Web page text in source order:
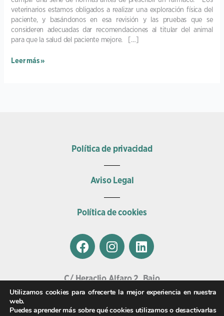
veterinarios estamos obligados a realizar una exploración física del
paciente, y basándonos en esa revisión y las pruebas que se
consideren adecuadas dar recomendaciones al titular del animal
para que la salud del paciente mejore. […]
Leer más »
Política de privacidad
Aviso Legal
Política de cookies
F
a
e
b
I
n
t
a
L
i
k
e
C/ Heraclio Alfaro 2, Bajo
01002, Vitoria.
Email
Utilizamos cookies para ofrecerte la mejor experiencia en nuestra
web.
Puedes aprender más sobre qué cookies utilizamos o desactivarlas